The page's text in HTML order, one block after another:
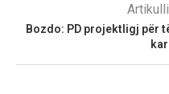
Bozdo: PD projektligj për